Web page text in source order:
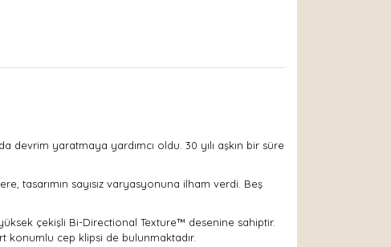
devrim yaratmaya yardımcı oldu. 30 yılı aşkın bir süre
tasarımın sayısız varyasyonuna ilham verdi. Beş
çekişli Bi-Directional Texture™ desenine sahiptir.
konumlu cep klipsi de bulunmaktadır.